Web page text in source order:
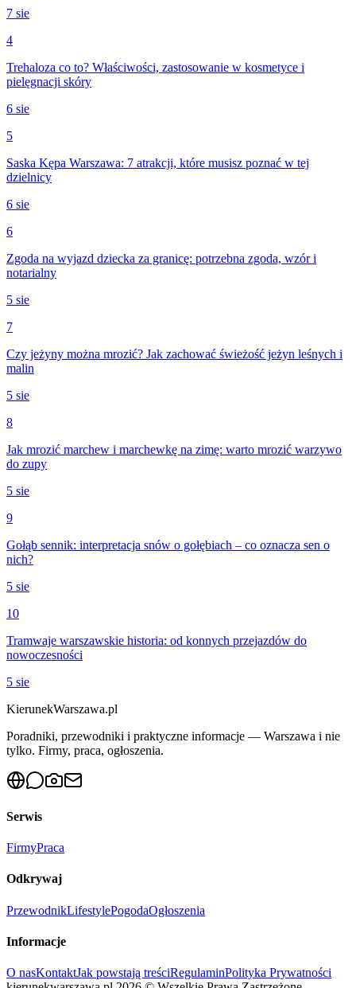
7 sie
4
Trehaloza co to? Właściwości, zastosowanie w kosmetyce i
pielęgnacji skóry
6 sie
5
Saska Kępa Warszawa: 7 atrakcji, które musisz poznać w tej
dzielnicy
6 sie
6
Zgoda na wyjazd dziecka za granicę: potrzebna zgoda, wzór i
notarialny
5 sie
7
Czy jeżyny można mrozić? Jak zachować świeżość jeżyn leśnych i
malin
5 sie
8
Jak mrozić marchew i marchewkę na zimę: warto mrozić warzywo
do zupy
5 sie
9
Gołąb sennik: interpretacja snów o gołębiach – co oznacza sen o
nich?
5 sie
10
Tramwaje warszawskie historia: od konnych przejazdów do
nowoczesności
5 sie
KierunekWarszawa.pl
Poradniki, przewodniki i praktyczne informacje — Warszawa i nie
tylko. Firmy, praca, ogłoszenia.
Serwis
FirmyPraca
Odkrywaj
PrzewodnikLifestylePogodaOgłoszenia
Informacje
O nasKontaktJak powstają treściRegulaminPolityka Prywatności